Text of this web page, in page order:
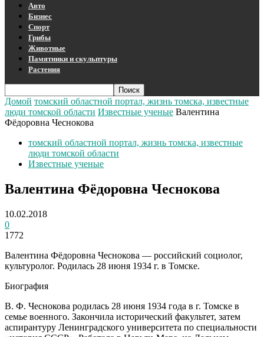
Авто
Бизнес
Спорт
Грибы
Животные
Памятники и скульптуры
Растения
Домой томский областной портал, жизнь томска, известные
люди томской области Известные ученые Валентина
Фёдоровна Чеснокова
томский областной портал, жизнь томска, известные
люди томской области
Известные ученые
Валентина Фёдоровна Чеснокова
10.02.2018
0
1772
Валентина Фёдоровна Чеснокова — российский социолог,
культуролог. Родилась 28 июня 1934 г. в Томске.
Биография
В. Ф. Чеснокова родилась 28 июня 1934 года в г. Томске в
семье военного. Закончила исторический факультет, затем
аспирантуру Ленинградского университета по специальности